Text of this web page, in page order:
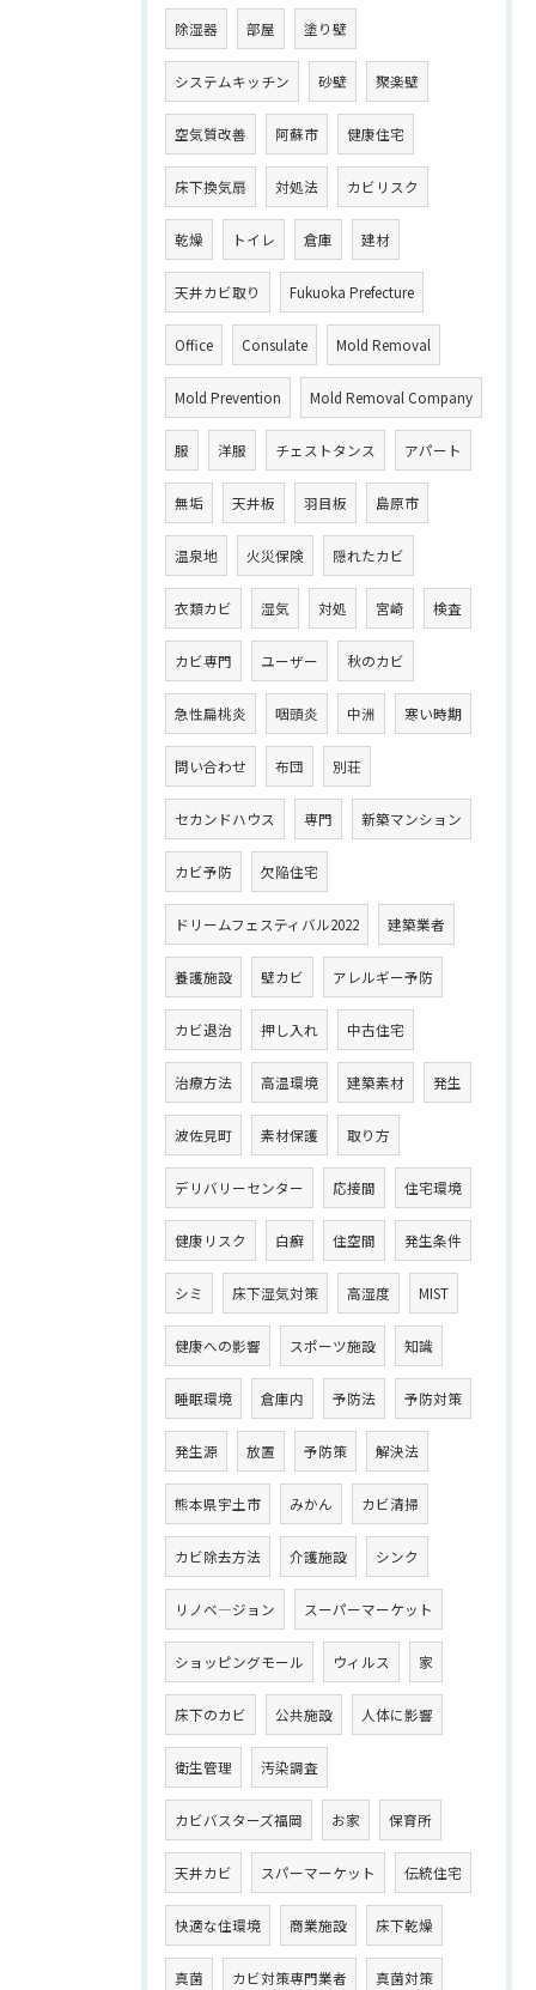
除湿器 部屋 塗り壁
システムキッチン 砂壁 聚楽壁
空気質改善 阿蘇市 健康住宅
床下換気扇 対処法 カビリスク
乾燥 トイレ 倉庫 建材
天井カビ取り Fukuoka Prefecture
Office Consulate Mold Removal
Mold Prevention Mold Removal Company
服 洋服 チェストタンス アパート
無垢 天井板 羽目板 島原市
温泉地 火災保険 隠れたカビ
衣類カビ 湿気 対処 宮崎 検査
カビ専門 ユーザー 秋のカビ
急性扁桃炎 咽頭炎 中洲 寒い時期
問い合わせ 布団 別荘
セカンドハウス 専門 新築マンション
カビ予防 欠陥住宅
ドリームフェスティバル2022 建築業者
養護施設 壁カビ アレルギー予防
カビ退治 押し入れ 中古住宅
治療方法 高温環境 建築素材 発生
波佐見町 素材保護 取り方
デリバリーセンター 応接間 住宅環境
健康リスク 白癬 住空間 発生条件
シミ 床下湿気対策 高湿度 MIST
健康への影響 スポーツ施設 知識
睡眠環境 倉庫内 予防法 予防対策
発生源 放置 予防策 解決法
熊本県宇土市 みかん カビ清掃
カビ除去方法 介護施設 シンク
リノベ―ジョン スーパーマーケット
ショッピングモール ウィルス 家
床下のカビ 公共施設 人体に影響
衛生管理 汚染調査
カビバスターズ福岡 お家 保育所
天井カビ スパーマーケット 伝統住宅
快適な住環境 商業施設 床下乾燥
真菌 カビ対策専門業者 真菌対策